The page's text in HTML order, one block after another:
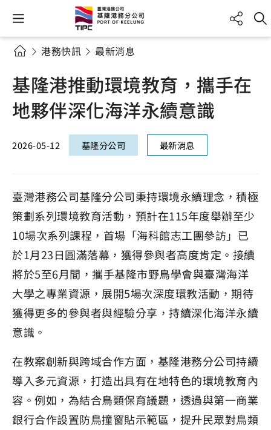
港務快訊 最新消息
基隆港推動環境教育，攜手在
地夥伴深化海洋永續意識
2026-05-12 基隆分公司 最新消息
臺灣港務公司基隆分公司秉持環境永續理念，積極
策劃系列環境教育活動，預計在115年度舉辦至少
10場次系列課程，首場「海科館志工團參訪」已
於1月23日圓滿落幕，獲得參與者高度肯定。接續
將於5至6月間，攜手基隆市野鳥學會與臺灣海洋
大學之專業資源，展開5場次深度環教活動，期待
獲得更多的參與者與經驗分享，持續深化海洋永續
意識。
在教案創新與跨域合作方面，基隆港務分公司持續
導入多元資源，打造出具有在地特色的環境教育內
容。例如，為結合鳥類保育議題，透過與第一商業
銀行合作設置防鳥撞窗貼示範區，提升民眾對鳥類